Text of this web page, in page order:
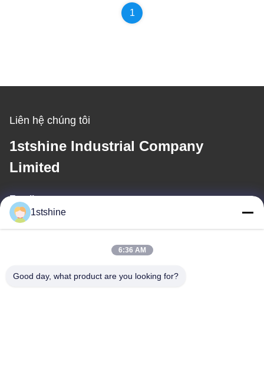
1
Liên hệ chúng tôi
1stshine Industrial Company
Limited
Email
1stshine
6:36 AM
Good day, what product are you looking for?